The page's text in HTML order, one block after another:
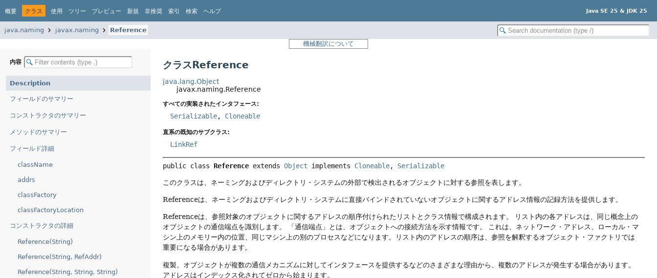
概要 クラス 使用 ツリー プレビュー 新規 非推奨 索引 検索 ヘルプ Java SE 25 & JDK 25
java.naming javax.naming
Reference
機械翻訳について
内容
Description
フィールドのサマリー
コンストラクタのサマリー
メソッドのサマリー
フィールド詳細
className
addrs
classFactory
classFactoryLocation
コンストラクタの詳細
Reference(String)
Reference(String, RefAddr)
Reference(String, String, String)
クラスReference
java.lang.Object
javax.naming.Reference
すべての実装されたインタフェース:
Serializable, Cloneable
直系の既知のサブクラス:
LinkRef
public class Reference extends Object implements Cloneable, Serializable
このクラスは、ネーミングおよびディレクトリ・システムの外部で検出されるオブジェクトに対する参照を表します。
Referenceは、ネーミングおよびディレクトリ・システムに直接バインドされていないオブジェクトに関するアドレス情報の記録方法を提供します。
Referenceは、参照対象のオブジェクトに関するアドレスの順序付けられたリストとクラス情報で構成されます。
リスト内の各アドレスは、同じ概念上の
オブジェクトの通信端点を識別します。
「通信端点」とは、オブジェクトへの接続方法を示す情報です。
これは、ネットワーク・アドレス、ローカル・マ
シン上のメモリー内の位置、同じマシン上の別のプロセスなどになります。リスト内のアドレスの順序は、参照を解釈するオブジェクト・ファクトリでは
重要になる場合があります。
複製、オブジェクトが複数の通信メカニズムに対してインタフェースを提供するなどのさまざまな理由から、複数のアドレスが発生する場合があります。
アドレスはインデックス化されてゼロから始まります。